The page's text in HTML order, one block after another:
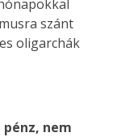
szánt
oligarchák
nem